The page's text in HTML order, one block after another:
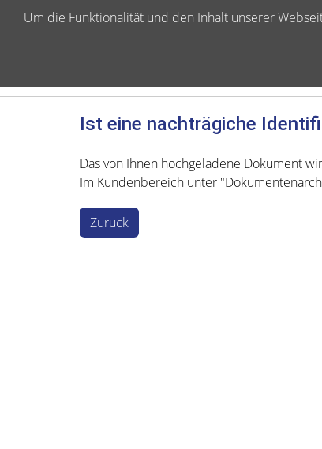
Ist eine nachträgiche
Das von Ihnen hochgeladene Dokument
Im Kundenbereich unter
Zurück
Um die Funktionalität und den Inhalt unserer